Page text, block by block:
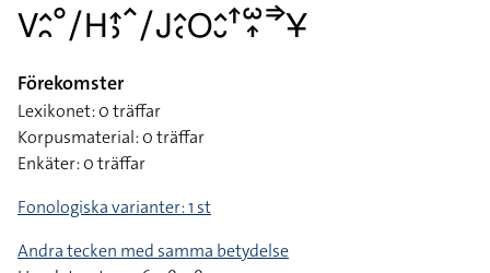
􌤭􌤵􌥘􌦑􌥠􌤲􌤴􌤶􌥦􌥠􌤢􌤵􌥗􌥆􌤵􌤷􌦃􌥱􌥾􌦆􌥃
Förekomster
Lexikonet: 0 träffar
Korpusmaterial: 0 träffar
Enkäter: 0 träffar
Fonologiska varianter: 1 st
Andra tecken med samma betydelse